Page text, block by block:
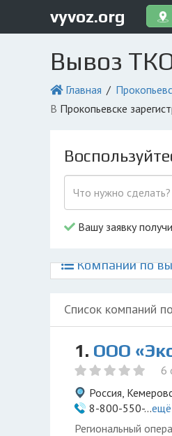
vyvoz.org
Вывоз
Главная
в Прокопьевске
Вашу заявку
Компании по
Список компаний
1. ООО
6
Россия,
8-800-550-...ещё
Региональный